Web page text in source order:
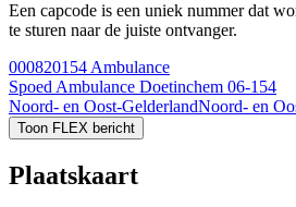
Een capcode is een uniek nummer dat
te sturen naar de juiste ontvanger.
000820154 Ambulance
Spoed Ambulance Doetinchem 06-154
Noord- en Oost-GelderlandNoord- en
Toon FLEX bericht
Plaatskaart